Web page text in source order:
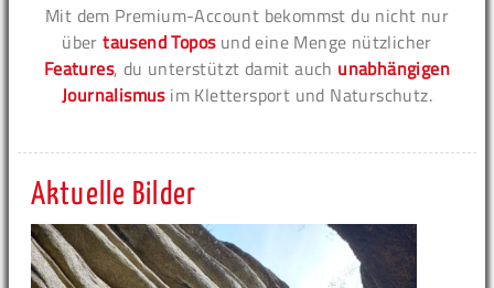
Mit dem Premium-Account bekommst du nicht nur
übertausend Toposund eine Menge nützlicher
Features, du unterstützt damit auch unabhängigen
Journalismusim Klettersport und Naturschutz.
Aktuelle Bilder